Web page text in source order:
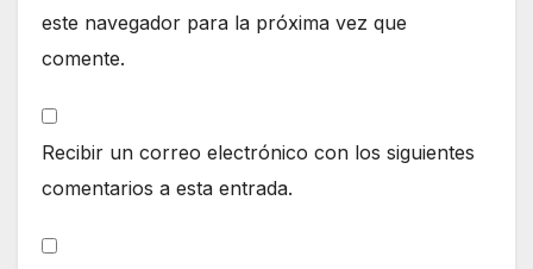
este navegador para la próxima vez que
comente.
Recibir un correo electrónico con los siguientes
comentarios a esta entrada.